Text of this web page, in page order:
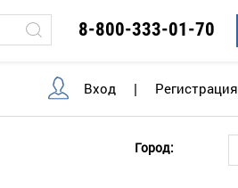
8-800-333-01-70
Вход | Регистрация
Город: